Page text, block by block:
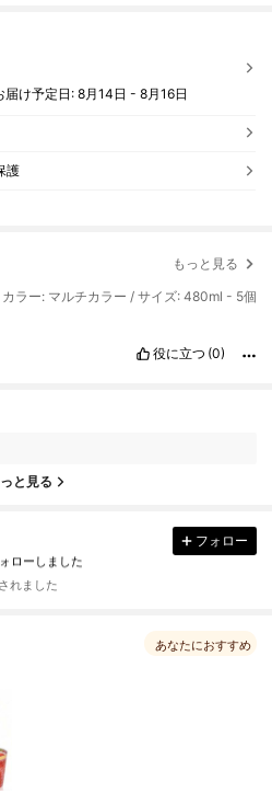
届け予定日: 8月14日 - 8月16日
護
もっと見る
カラー: マルチカラー / サイズ: 480ml - 5個
役に立つ (0)
と見る
ー
フォロー
れました
あなたにおすすめ